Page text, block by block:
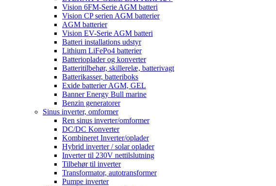
Vision 6FM-Serie AGM batteri
Vision CP serien AGM batterier
AGM batterier
Vision EV-Serie AGM batteri
Batteri installations udstyr
Lithium LiFePo4 batterier
Batterioplader og konverter
Batteritilbehør, skillerelæ, batterivagt
Batterikasser, batteriboks
Exide batterier AGM, GEL
Banner Energy Bull marine
Benzin generatorer
Sinus inverter, omformer
Ren sinus inverter/omformer
DC/DC Konverter
Kombineret Inverter/oplader
Hybrid inverter / solar oplader
Inverter til 230V nettilslutning
Tilbehør til inverter
Transformator, autotransformer
Pumpe inverter